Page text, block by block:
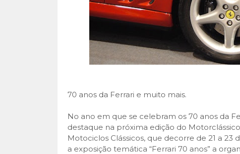
70 anos da Ferrari e muito mais.
No ano em que se celebram os 70 anos da
destaque na próxima edição do
Motociclos Clássicos, que decorre de 21 a
a exposição temática “Ferrari 70 anos” a